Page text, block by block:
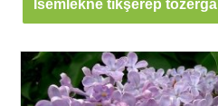
İsemlekne tikşerep tözergä